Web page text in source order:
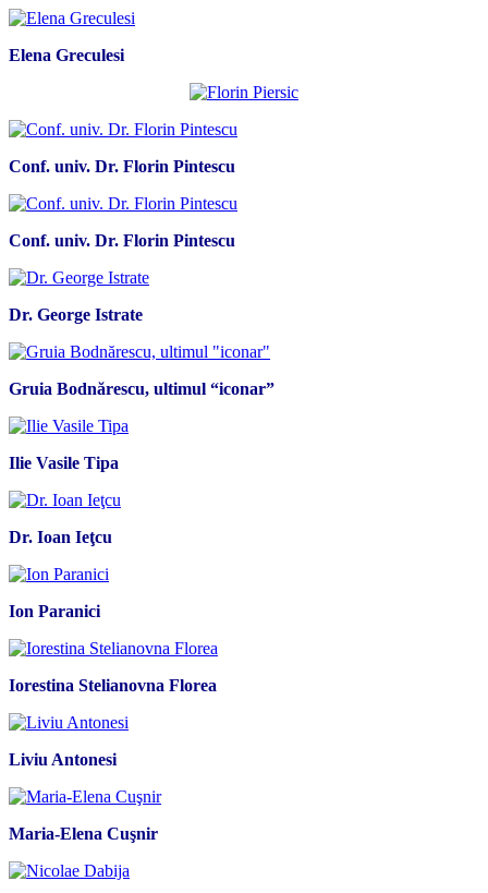
Elena Greculesi
Conf. univ. Dr. Florin Pintescu
Conf. univ. Dr. Florin Pintescu
Dr. George Istrate
Gruia Bodnărescu, ultimul “iconar”
Ilie Vasile Tipa
Dr. Ioan Ieţcu
Ion Paranici
Iorestina Stelianovna Florea
Liviu Antonesi
Maria-Elena Cuşnir